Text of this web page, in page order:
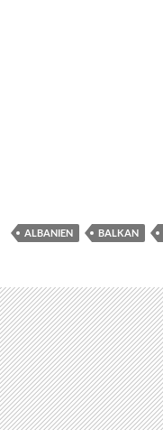
Der Abschied aus
gegen eine verwöhnte
Also wurde Emily, ganz
dem Hotelrestaurant,
rettende Auto getragen,
Mit uns verließen